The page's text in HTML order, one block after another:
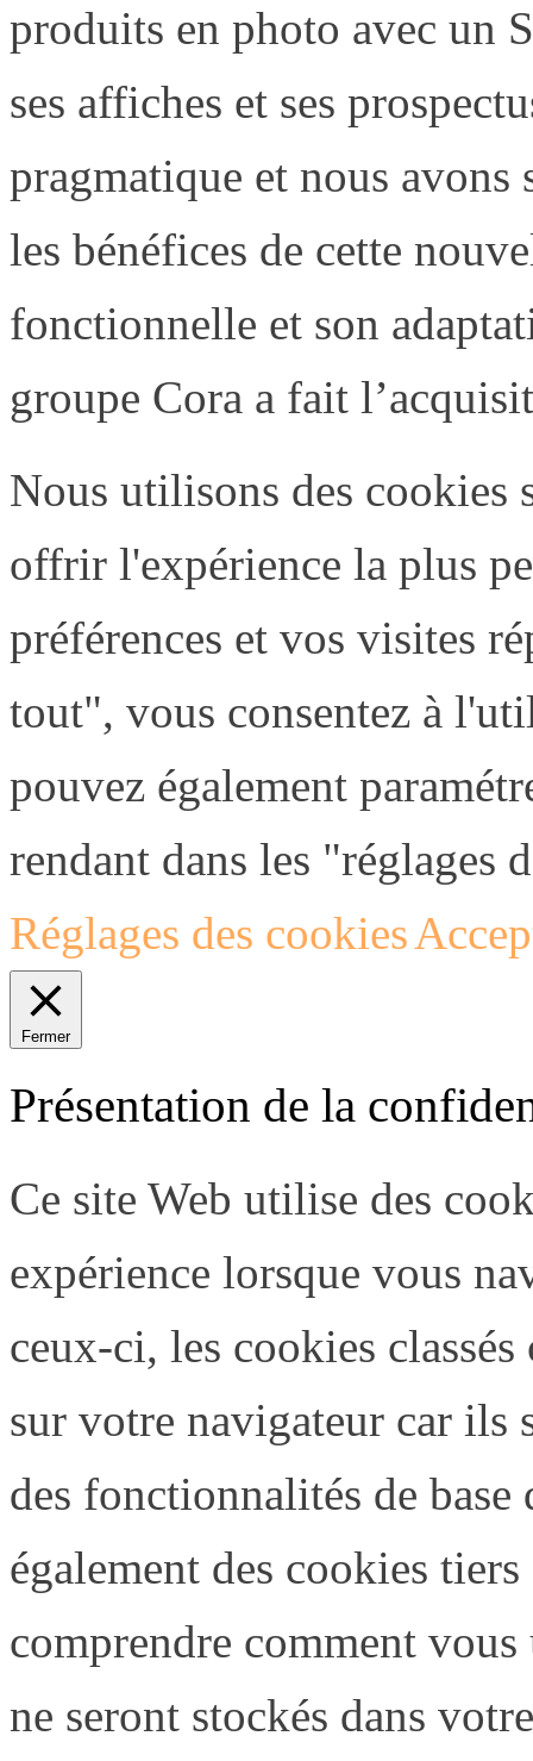
produits en photo avec un
ses affiches et ses
pragmatique et nous
les bénéfices de cette
fonctionnelle et son
groupe Cora a fait
Nous utilisons des cookies
offrir l'expérience la plus
préférences et vos visites
tout", vous consentez à
pouvez également
rendant dans les "réglages
Réglages des cookies
Fermer
Présentation de la
Ce site Web utilise des
expérience lorsque vous
ceux-ci, les cookies classés
sur votre navigateur car ils
des fonctionnalités de
également des cookies
comprendre comment
ne seront stockés dans